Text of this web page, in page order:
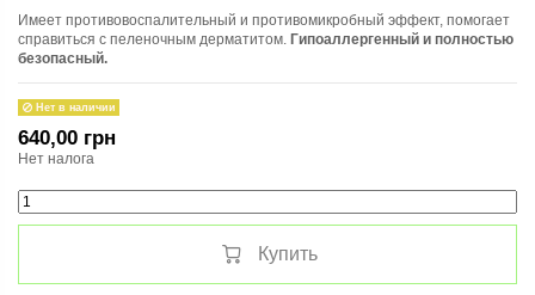
Имеет противовоспалительный и противомикробный эффект, помогает
справиться с пеленочным дерматитом. Гипоаллергенный и полностью
безопасный.
Нет в наличии
640,00 грн
Нет налога
Купить